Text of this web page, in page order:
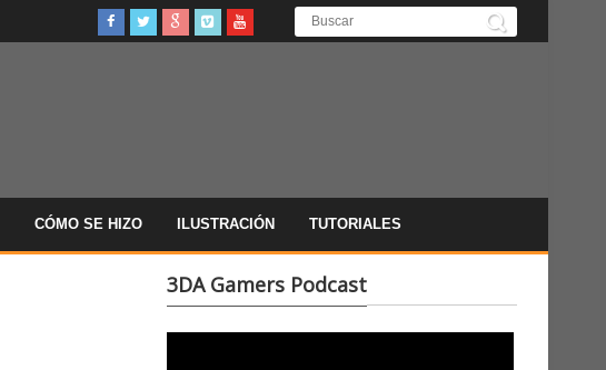
CÓMO SE HIZO ILUSTRACIÓN TUTORIALES
3DA Gamers Podcast